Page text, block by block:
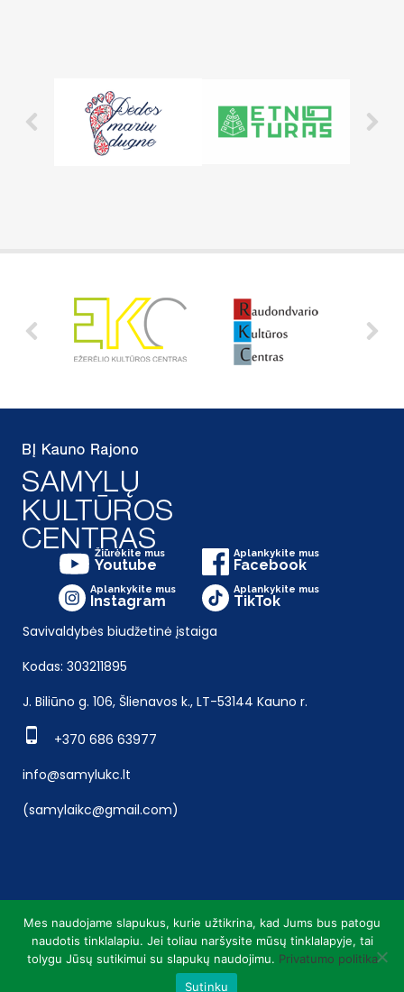
Žiūrėkite mus
Youtube
Aplankykite mus
Facebook
Aplankykite mus
Instagram
Aplankykite mus
TikTok
Savivaldybės biudžetinė įstaiga
Kodas: 303211895
J. Biliūno g. 106, Šlienavos k., LT-53144 Kauno r.
+370 686 63977
info@samylukc.lt
(samylaikc@gmail.com)
Mes naudojame slapukus, kurie užtikrina, kad Jums bus patogu
naudotis tinklalapiu. Jei toliau naršysite mūsų tinklalapyje, tai
tolygu Jūsų sutikimui su slapukų naudojimu. Privatumo politika
Sutinku